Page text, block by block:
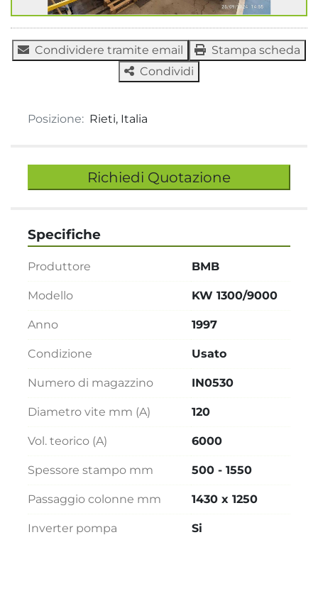
Condividere tramite email
Stampa scheda
Condividi
Posizione: Rieti, Italia
Richiedi Quotazione
Specifiche
Produttore BMB
Modello KW 1300/9000
Anno 1997
Condizione Usato
Numero di magazzino IN0530
Diametro vite mm (A) 120
Vol. teorico (A) 6000
Spessore stampo mm 500 - 1550
Passaggio colonne mm 1430 x 1250
Inverter pompa Si